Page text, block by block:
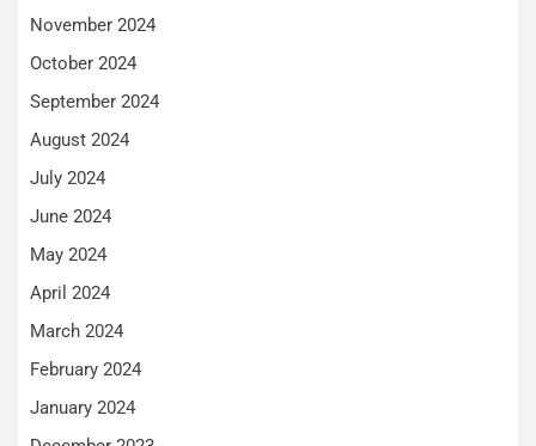
November 2024
October 2024
September 2024
August 2024
July 2024
June 2024
May 2024
April 2024
March 2024
February 2024
January 2024